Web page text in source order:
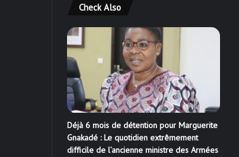
Check Also
Déjà 6 mois de détention pour Marguerite
Gnakadé : Le quotidien extrêmement
difficile de l’ancienne ministre des Armées